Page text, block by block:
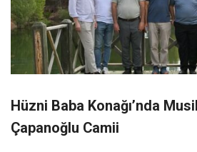
Hüzni Baba Konağı’nda
Çapanoğlu Camii